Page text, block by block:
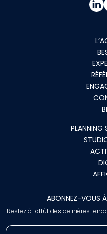
PLANNING
ABONNEZ-VOUS À
Restez à l'affût des dernières